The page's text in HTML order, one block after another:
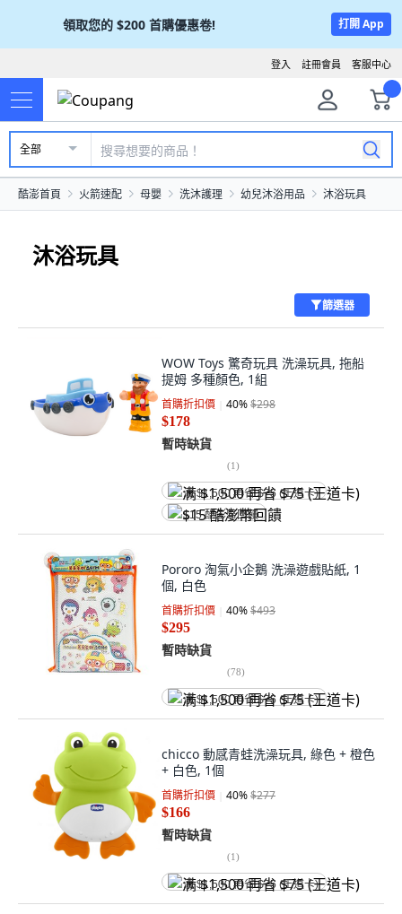
領取您的 $200 首購優惠卷! 打開 App
客服中心
註冊會員
登入
全部
酷澎首頁 火箭速配 母嬰 洗沐護理 幼兒沐浴用品 沐浴玩具
沐浴玩具
篩選器
WOW Toys 驚奇玩具 洗澡玩具, 拖船
提姆 多種顏色, 1組
首購折扣價 40%$298
$178
暫時缺貨
(1)
满 $1,500 再省 $75 (王道卡)
$15 酷澎幣回饋
Pororo 淘氣小企鵝 洗澡遊戲貼紙, 1
個, 白色
首購折扣價 40%$493
$295
暫時缺貨
(78)
满 $1,500 再省 $75 (王道卡)
chicco 動感青蛙洗澡玩具, 綠色 + 橙色
+ 白色, 1個
首購折扣價 40%$277
$166
暫時缺貨
(1)
满 $1,500 再省 $75 (王道卡)